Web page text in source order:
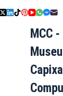
MCC -
Museu